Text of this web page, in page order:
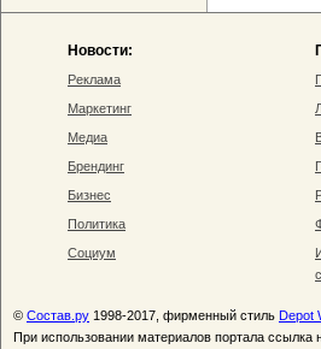
Новости:
Реклама
Маркетинг
Медиа
Брендинг
Бизнес
Политика
Социум
© Состав.ру 1998-2017, фирменный стиль Depot
При использовании материалов портала ссылка